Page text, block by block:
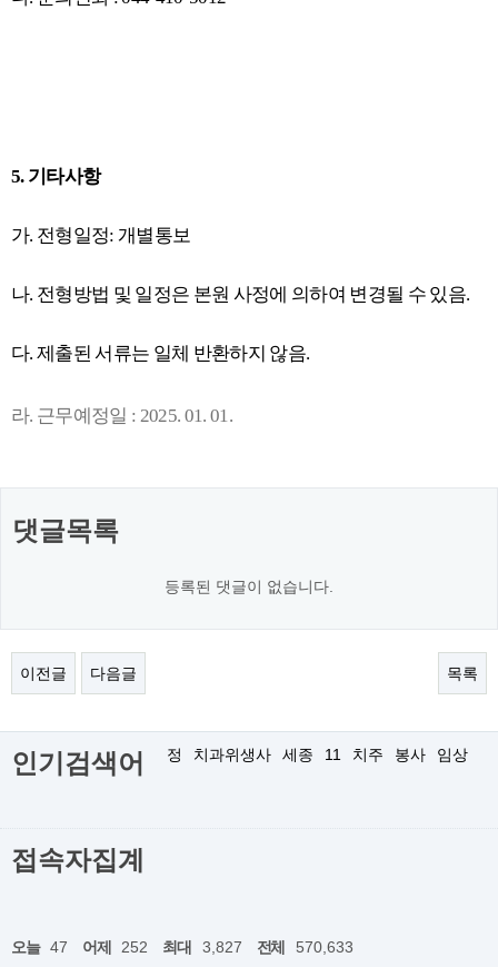
5. 기타사항
가. 전형일정:개별통보
나. 전형방법 및 일정은 본원 사정에 의하여 변경될 수 있음.
다.제출된 서류는 일체 반환하지 않음.
라. 근무예정일 : 2025. 01. 01.
댓글목록
등록된 댓글이 없습니다.
이전글 다음글 목록
인기검색어 정 치과위생사 세종 11 치주 봉사 임상
접속자집계
오늘 47 어제 252 최대 3,827 전체 570,633